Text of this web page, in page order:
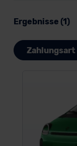
Ergebnisse (1)
Zahlungsart